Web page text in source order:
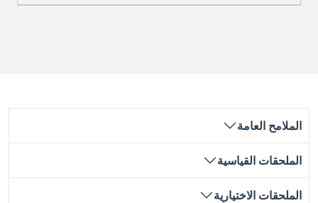
الملامح العامة
الملحقات القياسية
الملحقات الاختيارية